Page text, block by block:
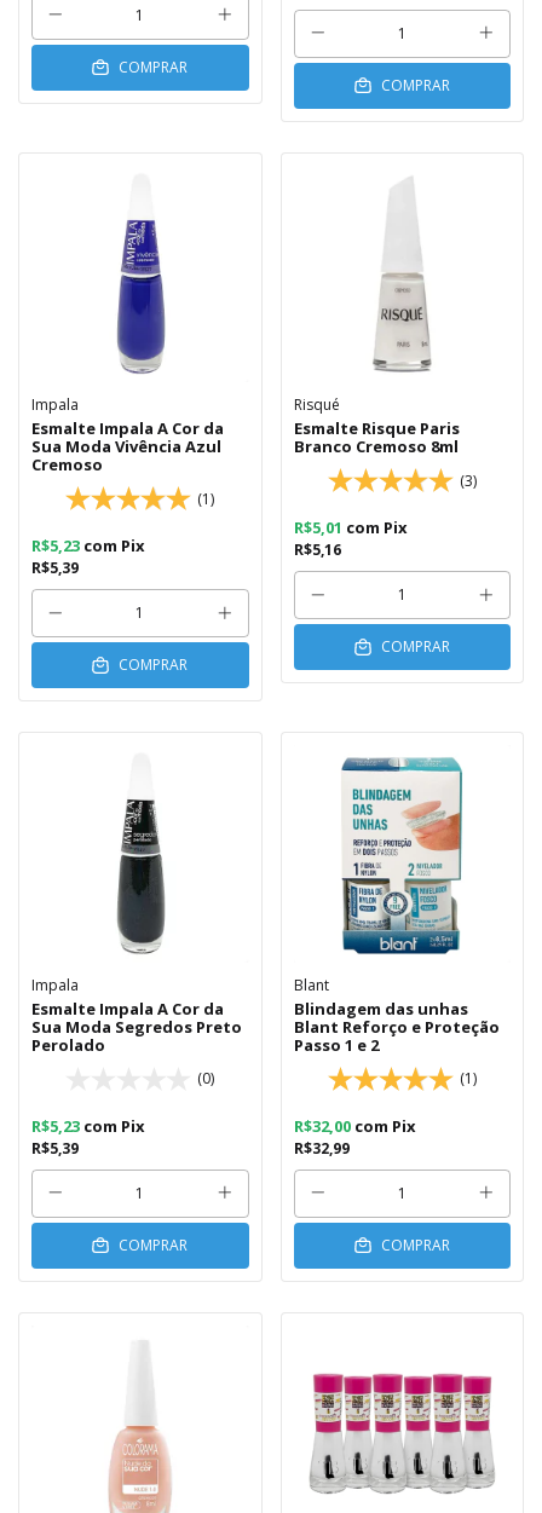
COMPRAR
COMPRAR
Impala
Esmalte Impala A Cor da
Sua Moda Vivência Azul
Cremoso
(1)
R$5,39
R$5,23 com Pix
COMPRAR
Risqué
Esmalte Risque Paris
Branco Cremoso 8ml
(3)
R$5,16
R$5,01 com Pix
COMPRAR
Impala
Esmalte Impala A Cor da
Sua Moda Segredos Preto
Perolado
(0)
R$5,39
R$5,23 com Pix
COMPRAR
Blant
Blindagem das unhas
Blant Reforço e Proteção
Passo 1 e 2
(1)
R$32,99
R$32,00 com Pix
COMPRAR